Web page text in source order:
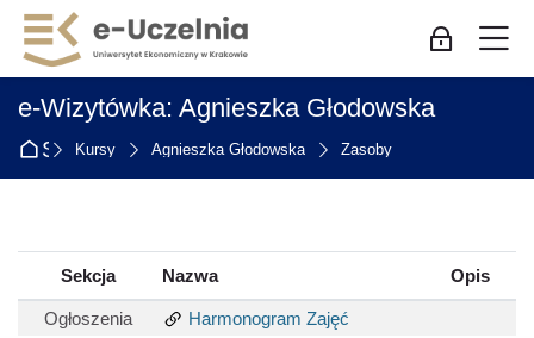
Skip to navigation
Skip to login form
Przejdź do głównej zawartości
Skip to accessibility options
Skip to footer
Skip accessibility options
Zaloguj
e-Wizytówka: Agnieszka Głodowska
Strona główna
Kursy Agnieszka Głodowska Zasoby
Sekcja Nazwa Opis
Ogłoszenia Harmonogram Zajęć